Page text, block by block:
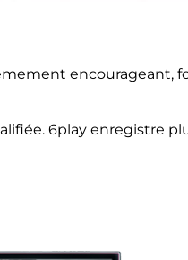
6play enregistre